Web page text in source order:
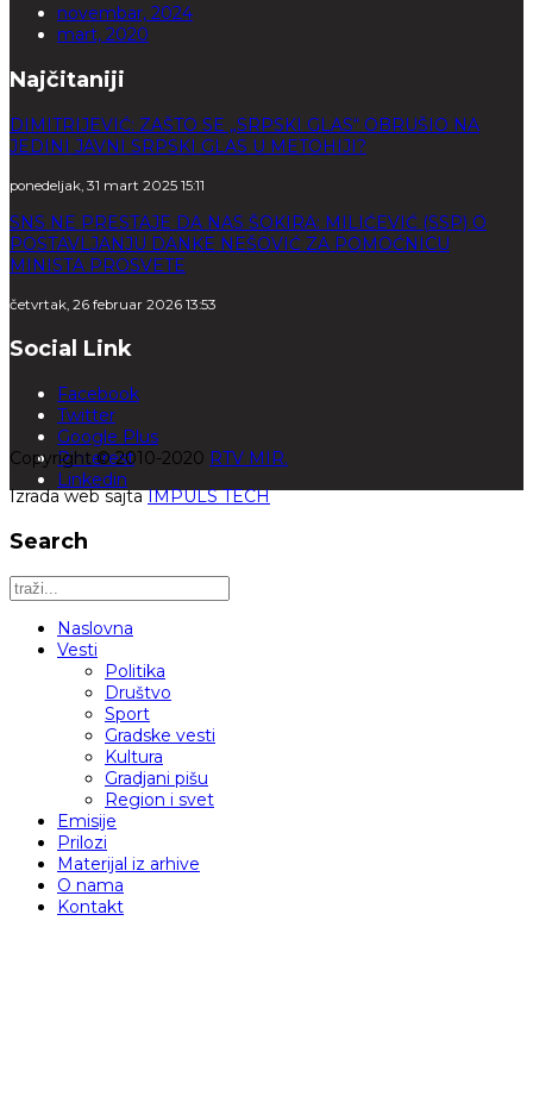
novembar, 2024
mart, 2020
Najčitaniji
DIMITRIJEVIĆ: ZAŠTO SE „SRPSKI GLAS“ OBRUŠIO NA
JEDINI JAVNI SRPSKI GLAS U METOHIJI?
ponedeljak, 31 mart 2025 15:11
SNS NE PRESTAJE DA NAS ŠOKIRA: MILIĆEVIĆ (SSP) O
POSTAVLJANJU DANKE NEŠOVIĆ ZA POMOĆNICU
MINISTA PROSVETE
četvrtak, 26 februar 2026 13:53
Social Link
Facebook
Twitter
Google Plus
Pinterest
Linkedin
Copyright © 2010-2020 RTV MIR.
Izrada web sajtaIMPULS TECH
Search
Naslovna
Vesti
Politika
Društvo
Sport
Gradske vesti
Kultura
Gradjani pišu
Region i svet
Emisije
Prilozi
Materijal iz arhive
O nama
Kontakt